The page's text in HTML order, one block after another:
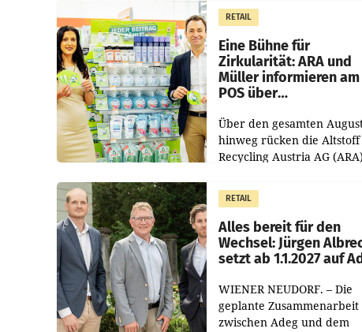
erwirtschaftet, was einem
von 3,8 Prozent gegenüber
dem Vergleichszeitraum
RETAIL
Eine Bühne für
Zirkularität: ARA und
Müller informieren am
POS über
Über den gesamten
hinweg rücken die Altstoff
Recycling Austria AG (ARA)
Müller die Initiative
Helden“ in allen
österreichischen Müller-
RETAIL
Alles bereit für den
Wechsel: Jürgen
setzt ab 1.1.2027 auf
WIENER NEUDORF. – Die
geplante Zusammenarbeit
zwischen Adeg und dem